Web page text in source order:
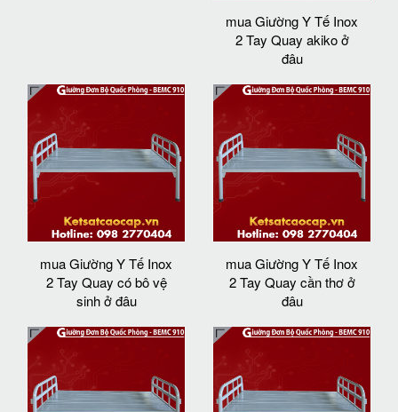
mua Giường Y Tế Inox
2 Tay Quay akiko ở
đâu
mua Giường Y Tế Inox
2 Tay Quay có bô vệ
sinh ở đâu
mua Giường Y Tế Inox
2 Tay Quay cần thơ ở
đâu